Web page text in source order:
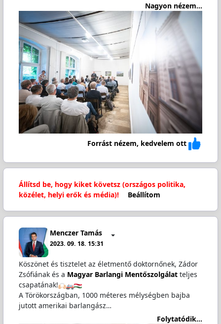
Nagyon nézem...
Forrást nézem, kedvelem ott
Állítsd be, hogy kiket követsz (országos politika,
közélet, helyi erők és média)!
Beállítom
Menczer Tamás
2023. 09. 18. 15:31
Köszönet és tisztelet az életmentő doktornőnek, Zádor
Zsófiának és a Magyar Barlangi Mentőszolgálatteljes
csapatának!
A Törökországban, 1000 méteres mélységben bajba
jutott amerikai barlangász…
Folytatódik...